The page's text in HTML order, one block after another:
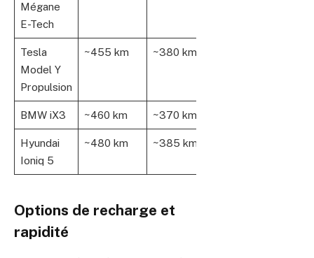
Mégane
E-Tech
Tesla
Model Y
Propulsion
~455 km ~380 km
BMW iX3 ~460 km ~370 km
Hyundai
Ioniq 5
~480 km ~385 km
Options de recharge et
rapidité